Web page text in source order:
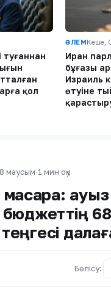
туғаннан
қол
ӘЛЕМКеше,
Иран
бұғазы
Израиль
өтуіне
8 маусым·1 мин оқу
масқара:
бюджеттің
Бөлісу: